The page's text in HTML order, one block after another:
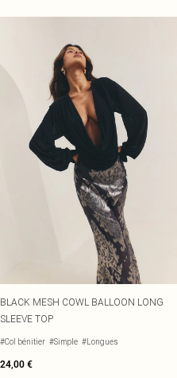
BLACK MESH COWL BALLOON LONG
SLEEVE TOP
#Col bénitier #Simple #Longues
24,00 €